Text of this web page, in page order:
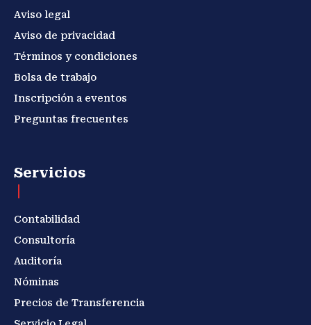
Aviso legal
Aviso de privacidad
Términos y condiciones
Bolsa de trabajo
Inscripción a eventos
Preguntas frecuentes
Servicios
Contabilidad
Consultoría
Auditoría
Nóminas
Precios de Transferencia